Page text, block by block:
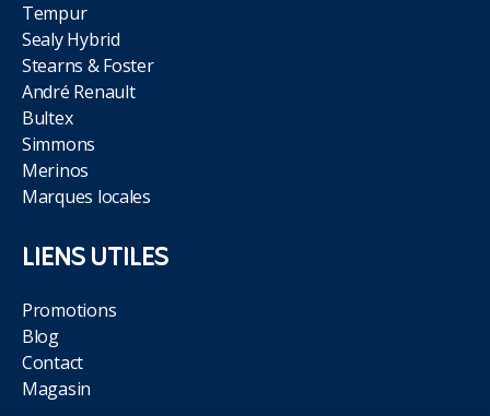
Tempur
Sealy Hybrid
Stearns & Foster
André Renault
Bultex
Simmons
Merinos
Marques locales
LIENS UTILES
Promotions
Blog
Contact
Magasin